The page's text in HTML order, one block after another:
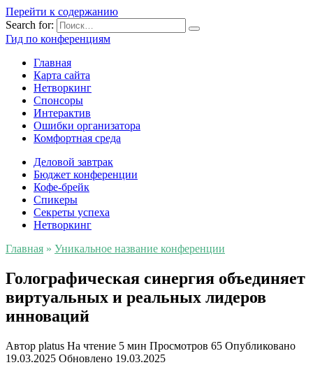
Перейти к содержанию
Search for:
Гид по конференциям
Главная
Карта сайта
Нетворкинг
Спонсоры
Интерактив
Ошибки организатора
Комфортная среда
Деловой завтрак
Бюджет конференции
Кофе-брейк
Спикеры
Секреты успеха
Нетворкинг
Главная » Уникальное название конференции
Голографическая синергия объединяет
виртуальных и реальных лидеров
инноваций
Автор platus На чтение 5 мин Просмотров 65 Опубликовано
19.03.2025 Обновлено 19.03.2025